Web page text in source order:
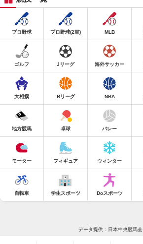
プロ野球 プロ野球(2軍) MLB
ゴルフ Jリーグ 海外サッカー
大相撲 Bリーグ NBA
地方競馬 卓球 バレー
モーター フィギュア ウィンター
自転車 学生スポーツ Doスポーツ
データ提供：日本中央競馬会